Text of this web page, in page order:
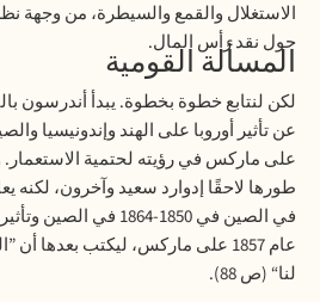
الاستغلال والقمع والسيطرة، من وجهة
حول نقد رأس المال.
المسألة القومية
لكن لنتابع خطوة بخطوة. يبدأ أندرسون
عن تأثير أوروبا على الهند وإندونيسيا
على ماركس في رؤيته لحتمية الاستعمار.
طورها لاحقًا إدوارد سعيد وآخرون، لكنه
في الصين في 1850-1864
عام 1857 على ماركس، ليكتب بعدها
لنا“ (ص 88)
.